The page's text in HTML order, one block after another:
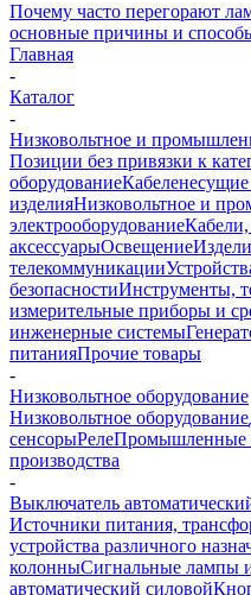
Почему часто перегорают
основные причины и
Главная
-
Каталог
-
Низковольтное и
Позиции без привязки к
оборудование
изделияНизковольтное и
электрооборудование
аксессуарыОсвещение
телекоммуникации
безопасностиИнструменты,
измерительные приборы и
инженерные системы
питанияПрочие товары
-
Низковольтное оборудование
Низковольтное оборудование
сенсорыРелеПромышленные
производства
-
Выключатель
Источники питания,
устройства различного
колонныСигнальные лампы
автоматический силовой